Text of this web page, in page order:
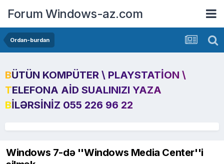
Forum Windows-az.com
Ordan-burdan
BÜTÜN KOMPÜTER \ PLAYSTATION \
TELEFONA AID SUALINIZI YAZA
BILƏRSINIZ 055 226 96 22
Windows 7-də ''Windows Media Center''i